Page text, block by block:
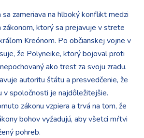
zameriava na hlboký konflikt medzi
ktorý sa prejavuje v strete
Kreónom. Po občianskej vojne v
že Polyneike, ktorý bojoval proti
ako trest za svoju zradu.
autoritu štátu a presvedčenie, že
v spoločnosti je najdôležitejšie.
zákonu vzpiera a trvá na tom, že
bohov vyžadujú, aby všetci mŕtvi
pohreb.